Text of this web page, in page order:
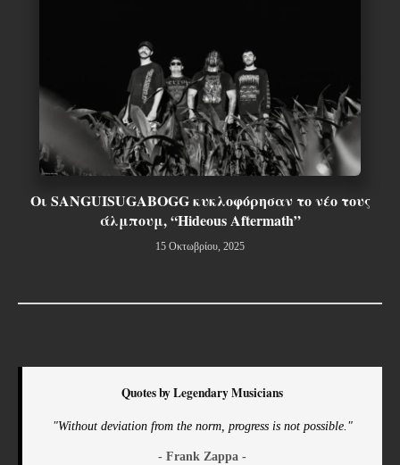
Οι SANGUISUGABOGG κυκλοφόρησαν το νέο τους
άλμπουμ, “Hideous Aftermath”
15 Οκτωβρίου, 2025
Quotes by Legendary Musicians
"Without deviation from the norm, progress is not possible."
- Frank Zappa -